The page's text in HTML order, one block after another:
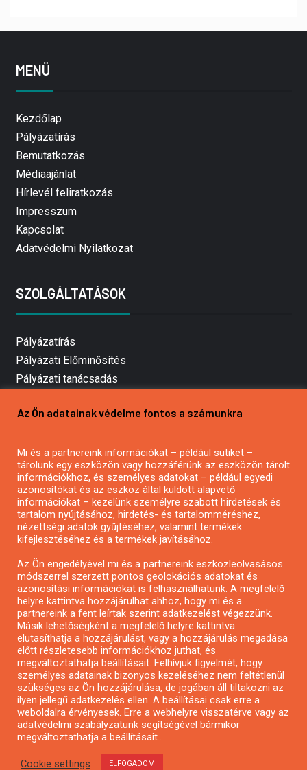
MENÜ
Kezdőlap
Pályázatírás
Bemutatkozás
Médiaajánlat
Hírlevél feliratkozás
Impresszum
Kapcsolat
Adatvédelmi Nyilatkozat
SZOLGÁLTATÁSOK
Pályázatírás
Pályázati Előminősítés
Pályázati tanácsadás
Mezőgazdasági pályázatírás
Pályázatírás civil szervezeteknek
Pályázatírás önkormányzatoknak
Pályázatfigyelés
Specifikus pályázatfigyelés vagy hírlevél
Pályázatok magánszemélyeknek
Pályázatok civil szervezeteknek
Pályázatok vállalkozásoknak
Önkormányzati pályázatok
Mezőgazdasági pályázatok
Falusi turizmus pályázatok
Napelem pályázatok
GINOP pályázatok
Az Ön adatainak védelme fontos a számunkra
Mi és a partnereink információkat – például sütiket –
tárolunk egy eszközön vagy hozzáférünk az eszközön tárolt
információkhoz, és személyes adatokat – például egyedi
azonosítókat és az eszköz által küldött alapvető
információkat – kezelünk személyre szabott hirdetések és
tartalom nyújtásához, hirdetés- és tartalomméréshez,
nézettségi adatok gyűjtéséhez, valamint termékek
kifejlesztéséhez és a termékek javításához.
Az Ön engedélyével mi és a partnereink eszközleolvasásos
módszerrel szerzett pontos geolokációs adatokat és
azonosítási információkat is felhasználhatunk. A megfelelő
helyre kattintva hozzájárulhat ahhoz, hogy mi és a
partnereink a fent leírtak szerint adatkezelést végezzünk.
Másik lehetőségként a megfelelő helyre kattintva
elutasíthatja a hozzájárulást, vagy a hozzájárulás megadása
előtt részletesebb információkhoz juthat, és
megváltoztathatja beállításait. Felhívjuk figyelmét, hogy
személyes adatainak bizonyos kezeléséhez nem feltétlenül
szükséges az Ön hozzájárulása, de jogában áll tiltakozni az
ilyen jellegű adatkezelés ellen. A beállításai csak erre a
weboldalra érvényesek. Erre a webhelyre visszatérve vagy az
adatvédelmi szabályzatunk segítségével bármikor
megváltoztathatja a beállításait..
Cookie settings ELFOGADOM